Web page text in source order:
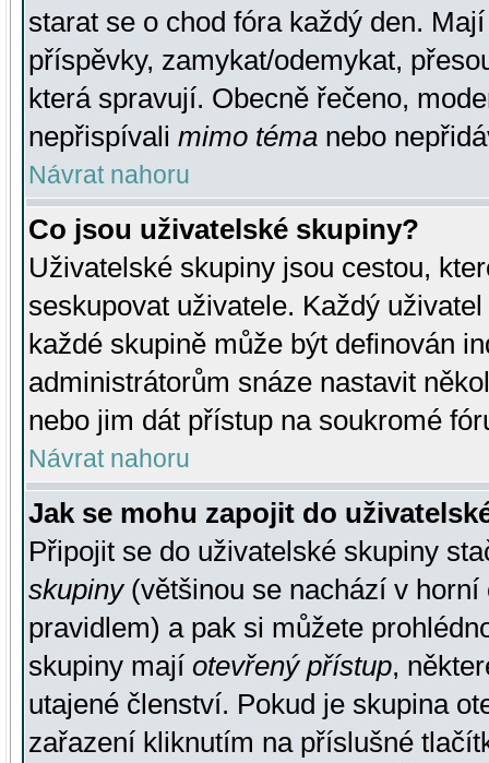
starat se o chod fóra každý den.
příspěvky, zamykat/odemykat,
která spravují. Obecně řečeno,
nepřispívali mimo téma nebo
Návrat nahoru
Co jsou uživatelské skupiny?
Uživatelské skupiny jsou cestou,
seskupovat uživatele. Každý
každé skupině může být definován
administrátorům snáze nastavit
nebo jim dát přístup na soukromé
Návrat nahoru
Jak se mohu zapojit do
Připojit se do uživatelské skupiny
skupiny(většinou se nachází v horní
pravidlem) a pak si můžete
skupiny mají otevřený přístup,
utajené členství. Pokud je skupina
zařazení kliknutím na příslušné